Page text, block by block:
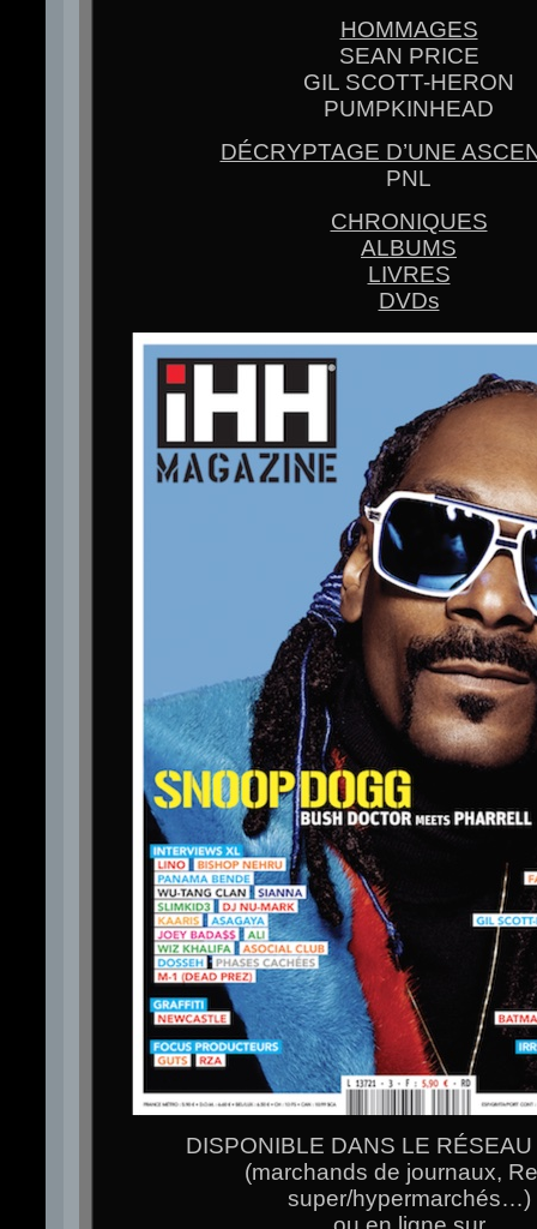
HOMMAGES
SEAN PRICE
GIL SCOTT-HERON
PUMPKINHEAD
DÉCRYPTAGE D’UNE
PNL
CHRONIQUES
ALBUMS
LIVRES
DVDs
DISPONIBLE DANS LE
(marchands de journaux,
super/hypermarchés…)